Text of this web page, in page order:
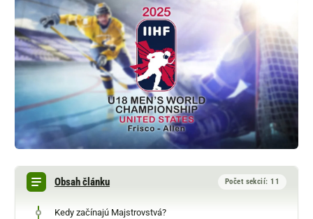
Obsah článku Počet sekcií: 11
Kedy začínajú Majstrovstvá?